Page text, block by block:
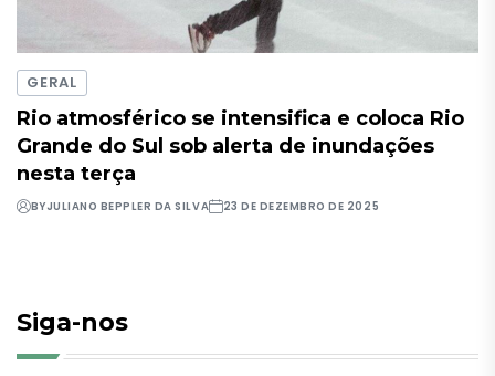
GERAL
Rio atmosférico se intensifica e coloca Rio
Grande do Sul sob alerta de inundações
nesta terça
BYJULIANO BEPPLER DA SILVA 23 DE DEZEMBRO DE 2025
Siga-nos